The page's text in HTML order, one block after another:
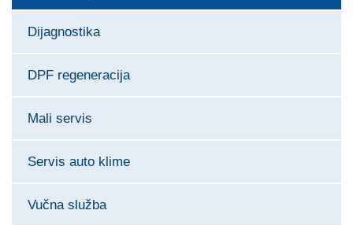
Dijagnostika
DPF regeneracija
Mali servis
Servis auto klime
Vučna služba